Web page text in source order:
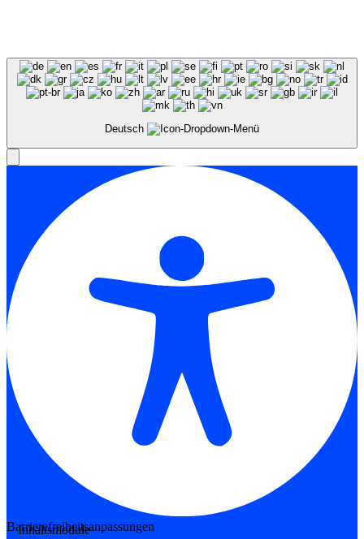
Deutsch
Barrierefreiheitsanpassungen
Inhaltsmodule